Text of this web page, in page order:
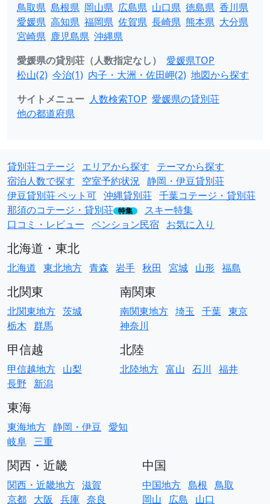
鳥取県 島根県 岡山県 広島県 山口県 徳島県 香川県
愛媛県 高知県 福岡県 佐賀県 長崎県 熊本県 大分県
宮崎県 鹿児島県 沖縄県
愛媛県の貸別荘（人数指定なし）
愛媛県TOP
松山(2) 今治(1) 内子・大洲・佐田岬(2) 地図から探す
サイトメニュー 人数検索TOP 愛媛県の貸別荘
他の都道府県
貸別荘コテージ エリアから探す
テーマから探す
宿泊人数で探す
空室予約状況 静岡・伊豆貸別荘
伊豆貸別荘 ペット可 沖縄貸別荘 千葉コテージ・貸別荘
那須のコテージ・貸別荘 特集
スキー特集
口コミ・レビュー ペンション民宿 お気に入り
北海道・東北
北海道 東北地方 青森 岩手 秋田 宮城 山形 福島
北関東
北関東地方 茨城
栃木 群馬
南関東
南関東地方 埼玉 千葉 東京
神奈川
甲信越
甲信越地方 山梨
長野
新潟
北陸
北陸地方 富山 石川 福井
東海
東海地方 静岡・伊豆 愛知
岐阜 三重
関西・近畿
関西・近畿地方 滋賀
京都 大阪 兵庫 奈良
中国
中国地方 島根 鳥取
岡山
広島 山口